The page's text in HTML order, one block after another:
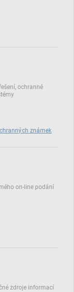
ochranné
známek
on‑line podání
zdroje informací